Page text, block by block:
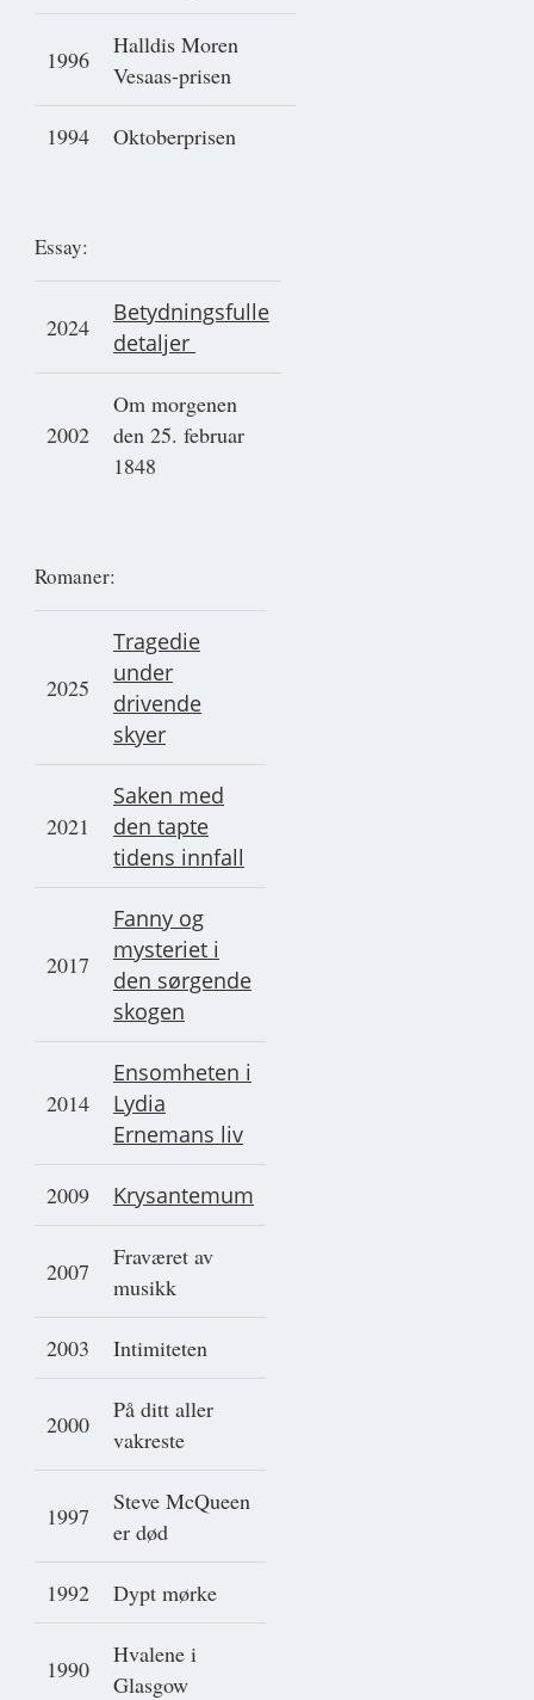
1996
Halldis Moren
Vesaas-prisen
1994 Oktoberprisen
Essay:
2024
Betydningsfulle
detaljer
2002
Om morgenen
den 25. februar
1848
Romaner:
2025
Tragedie
under
drivende
skyer
2021
Saken med
den tapte
tidens innfall
2017
Fanny og
mysteriet i
den sørgende
skogen
2014
Ensomheten i
Lydia
Ernemans liv
2009 Krysantemum
2007
Fraværet av
musikk
2003 Intimiteten
2000
På ditt aller
vakreste
1997
Steve McQueen
er død
1992 Dypt mørke
1990
Hvalene i
Glasgow